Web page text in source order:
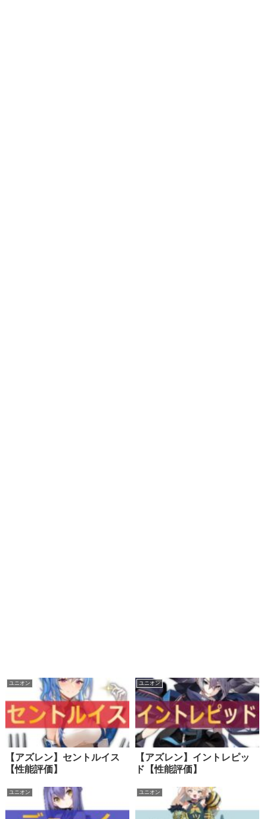
ユニオン
【アズレン】セントルイス
【性能評価】
ユニオン
【アズレン】イントレピッ
ド【性能評価】
ユニオン ユニオン